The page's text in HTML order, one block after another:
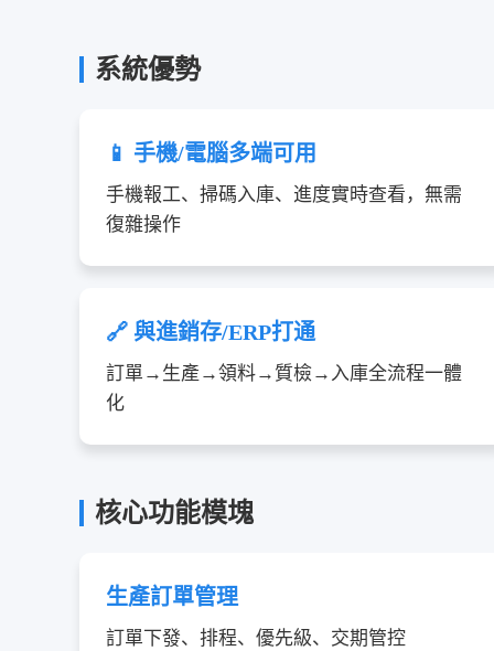
系統優勢
📱 手機/電腦多端可用
手機報工、掃碼入庫、進度實時查看，無需
復雜操作
🔗 與進銷存/ERP打通
訂單→生產→領料→質檢→入庫全流程一體
化
核心功能模塊
生產訂單管理
訂單下發、排程、優先級、交期管控